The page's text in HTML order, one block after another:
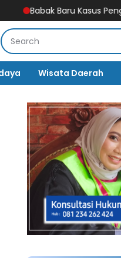
Pengucilan Ponorogo!
Wisata Daerah